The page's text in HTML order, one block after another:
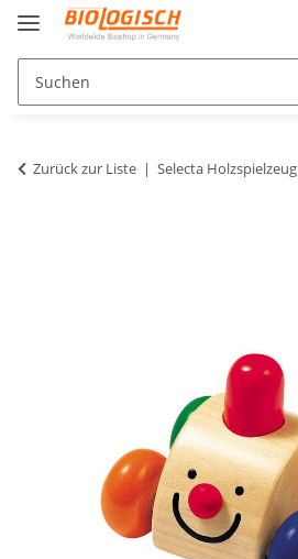
Zurück zur Liste Selecta Holzspielzeug